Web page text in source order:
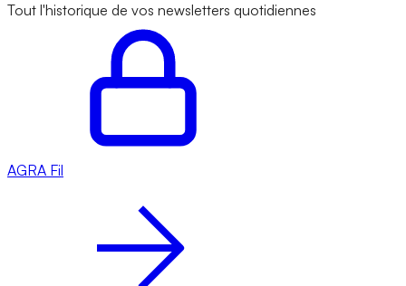
Tout l'historique de vos newsletters quotidiennes
AGRA Fil